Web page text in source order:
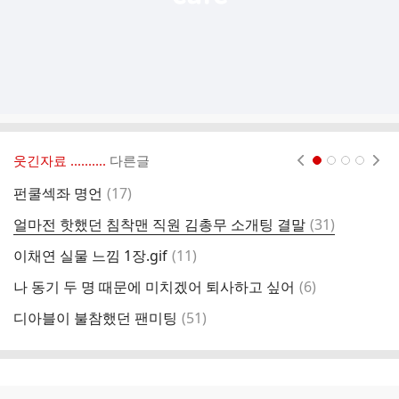
웃긴자료 ‥‥‥‥.. 다른글
펀쿨섹좌 명언 댓
(17)
얼마전 핫했던 침착맨 직원 김총무 소개팅 결말 댓
글
(31)
이채연 실물 느낌 1장.gif 댓
(11)
나 동기 두 명 때문에 미치겠어 퇴사하고 싶어 댓
(6)
디아블이 불참했던 팬미팅 댓
(51)